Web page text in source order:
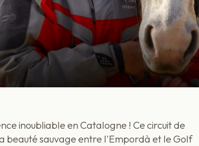
inoubliable en Catalogne ! Ce circuit de
beauté sauvage entre l'Empordà et le Golf